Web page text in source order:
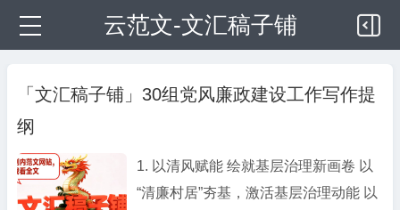
云范文-文汇稿子铺
「文汇稿子铺」30组党风廉政建设工作写作提
纲
1. 以清风赋能 绘就基层治理新画卷 以
“清廉村居”夯基，激活基层治理动能 以